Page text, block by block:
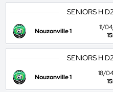
SENIORS H
Nouzonville 1
11/
SENIORS H
Nouzonville 1
18/